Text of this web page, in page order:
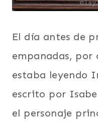
El día antes de
empanadas, por
estaba leyendo
escrito por
el personaje